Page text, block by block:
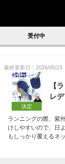
受付中
最終更新日：2026/05/23
決定
【
レ
ランニングの際、紫
けしやすいので、日
もしっかり覆えるネ